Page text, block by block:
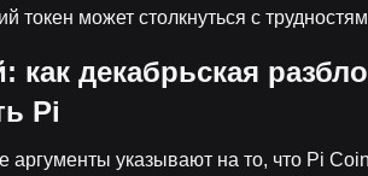
токен может столкнуться с
декабрьская
Pi
аргументы указывают на то, что Pi